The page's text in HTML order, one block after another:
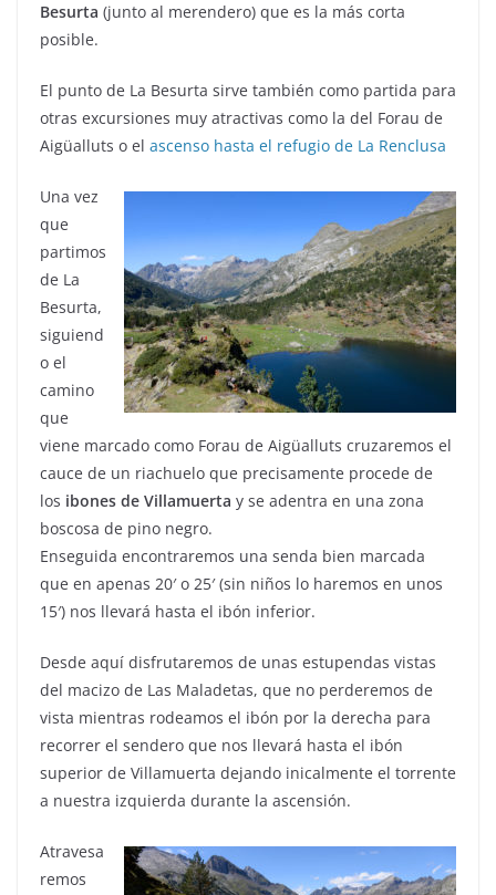
Besurta (junto al merendero) que es la más corta
posible.
El punto de La Besurta sirve también como partida para
otras excursiones muy atractivas como la del Forau de
Aigüalluts o el ascenso hasta el refugio de La Renclusa
Una vez
que
partimos
de La
Besurta,
siguiend
o el
camino
que
viene marcado como Forau de Aigüalluts cruzaremos el
cauce de un riachuelo que precisamente procede de
los ibones de Villamuerta y se adentra en una zona
boscosa de pino negro.
Enseguida encontraremos una senda bien marcada
que en apenas 20′ o 25′ (sin niños lo haremos en unos
15′) nos llevará hasta el ibón inferior.
Desde aquí disfrutaremos de unas estupendas vistas
del macizo de Las Maladetas, que no perderemos de
vista mientras rodeamos el ibón por la derecha para
recorrer el sendero que nos llevará hasta el ibón
superior de Villamuerta dejando inicalmente el torrente
a nuestra izquierda durante la ascensión.
Atravesa
remos